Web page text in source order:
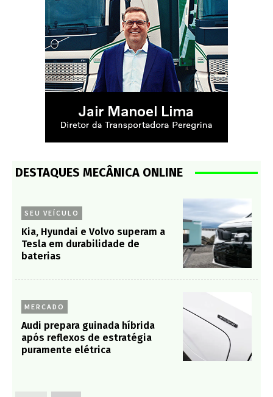
DESTAQUES MECÂNICA ONLINE
SEU VEÍCULO
Kia, Hyundai e Volvo superam a
Tesla em durabilidade de
baterias
MERCADO
Audi prepara guinada híbrida
após reflexos de estratégia
puramente elétrica